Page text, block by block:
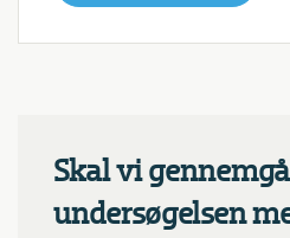
Skal vi gennemgå
undersøgelsen